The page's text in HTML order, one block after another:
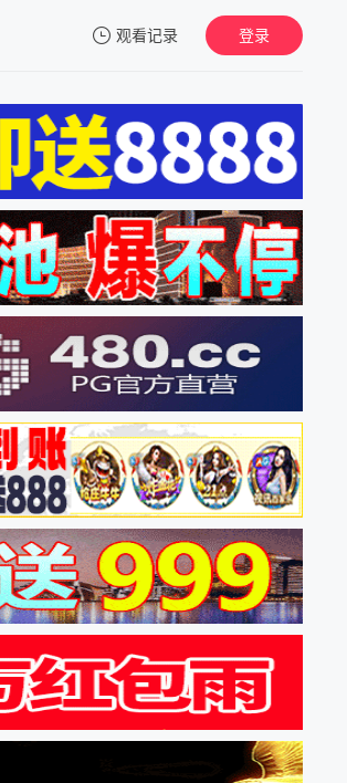
观看记录
看影片的记录
登录